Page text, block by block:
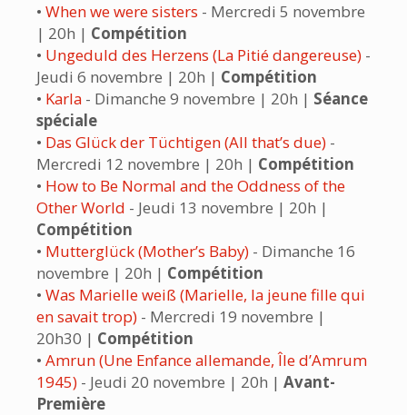
• When we were sisters - Mercredi 5 novembre
| 20h | Compétition
• Ungeduld des Herzens (La Pitié dangereuse) -
Jeudi 6 novembre | 20h | Compétition
• Karla - Dimanche 9 novembre | 20h | Séance
spéciale
• Das Glück der Tüchtigen (All that’s due) -
Mercredi 12 novembre | 20h | Compétition
• How to Be Normal and the Oddness of the
Other World - Jeudi 13 novembre | 20h |
Compétition
• Mutterglück (Mother’s Baby) - Dimanche 16
novembre | 20h | Compétition
• Was Marielle weiß (Marielle, la jeune fille qui
en savait trop) - Mercredi 19 novembre |
20h30 | Compétition
• Amrun (Une Enfance allemande, Île d’Amrum
1945) - Jeudi 20 novembre | 20h | Avant-
Première